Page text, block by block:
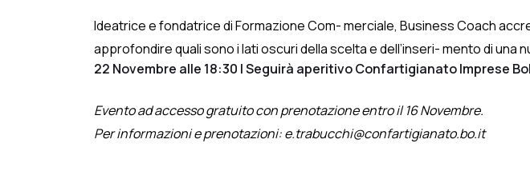
Ideatrice e fondatrice di Formazione Com- merciale, Business Coach
approfondire quali sono i lati oscuri della scelta e dell’inseri- mento di
22 Novembre alle 18:30 | Seguirà aperitivo Confartigianato Imprese
Evento ad accesso gratuito con prenotazione entro il 16 Novembre.
Per informazioni e prenotazioni: e.trabucchi@confartigianato.bo.it